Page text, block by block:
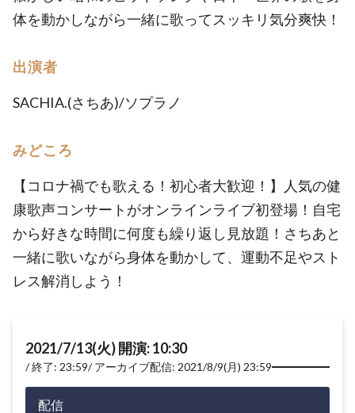
体を動かしながら一緒に歌ってスッキリ気分爽快！
出演者
SACHIA.(さちあ)/ソプラノ
みどころ
【コロナ禍でも歌える！初心者大歓迎！】人気の健
康歌声コンサートがオンラインライブ初登場！自宅
から好きな時間に何度も繰り返し見放題！さちあと
一緒に歌いながら身体を動かして、運動不足やスト
レス解消しよう！
2021/7/13(火) 開演: 10:30
終了: 23:59 アーカイブ配信: 2021/8/9(月) 23:59
配信